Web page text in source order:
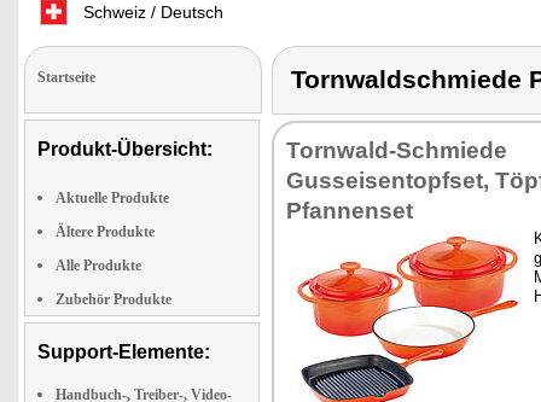
Schweiz / Deutsch
Startseite
Produkt-Übersicht:
Aktuelle Produkte
Ältere Produkte
Alle Produkte
Zubehör Produkte
Support-Elemente:
Handbuch-, Treiber-, Video-
Tornwaldschmiede
Tornwald-Schmiede
Gusseisentopfset,
Pfannenset